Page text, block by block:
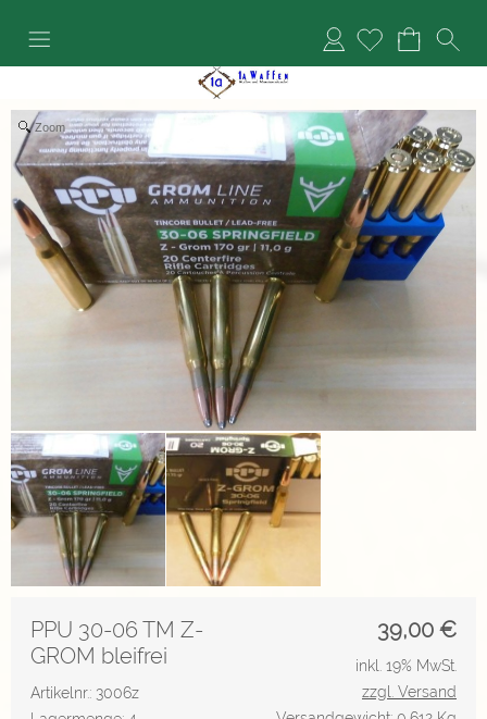
Anmelden
Zoom
39,00 €
PPU 30-06 TM Z-
GROM bleifrei
Artikelnr.: 3006z
inkl. 19% MwSt.
zzgl. Versand